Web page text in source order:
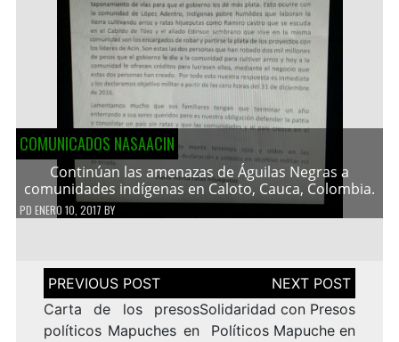
COMUNICADOS NASAACIN
Continúan las amenazas de Águilas Negras a
comunidades indígenas en Caloto, Cauca, Colombia.
PD ENERO 10, 2017 BY
Navegación
de
entradas
Carta de los presos
políticos Mapuches en
Solidaridad con Presos
Políticos Mapuche en